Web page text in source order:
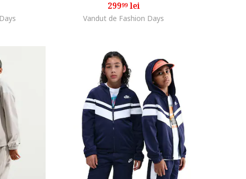
29999lei
Vandut de Fashion Days